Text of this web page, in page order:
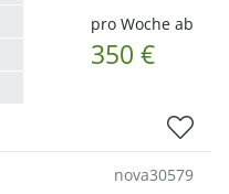
pro Woche ab
350 €
nova30579